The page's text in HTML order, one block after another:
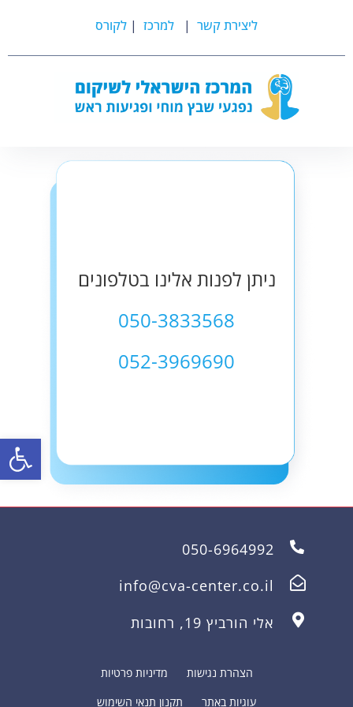
ליצירת קשר | למרכז | לקורס
ניתן לפנות אלינו בטלפונים
050-3833568
052-3969690
050-6964992
info@cva-center.co.il
אלי הורביץ 19, רחובות
הצהרת נגישות
מדיניות פרטיות
עוגיות באתר
תקנון תנאי השימוש